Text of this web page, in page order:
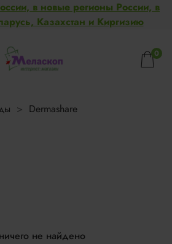
в новые регионы России, в
Казахстан и Киргизию
0
Dermashare
не найдено